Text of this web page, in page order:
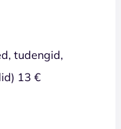
tudengid,
13 €